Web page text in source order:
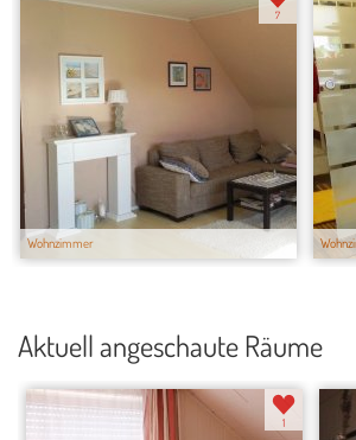
Wohnzimmer
7
Aktuell angeschaute Räume
1